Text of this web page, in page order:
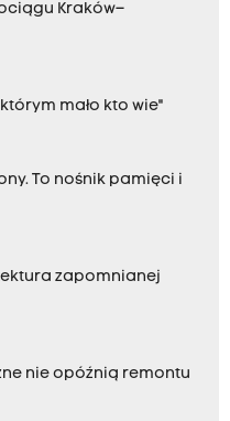
Kraków–
mało kto wie"
To nośnik pamięci i
zapomnianej
nie opóźnią remontu